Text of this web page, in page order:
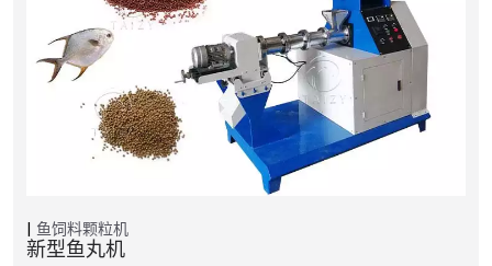
鱼饲料颗粒机
新型鱼丸机